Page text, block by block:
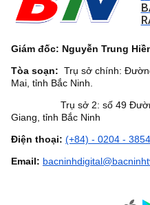
Giám đốc: Nguyễn Trung
Tòa soạn: Trụ sở chính:
Mai, tỉnh Bắc Ninh.
Trụ sở 2: số 49 Đường
Giang, tỉnh Bắc Ninh
Điện thoại: (+84) - 0204 -
Email: